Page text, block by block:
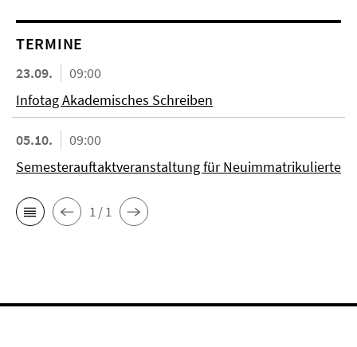
TERMINE
23.09.
09:00
Infotag Akademisches Schreiben
05.10.
09:00
Semesterauftaktveranstaltung für Neuimmatrikulierte
1 / 1